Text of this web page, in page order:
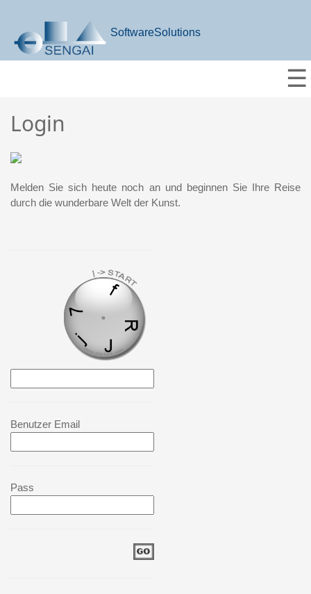
SoftwareSolutions
☰
Login
Melden Sie sich heute noch an und beginnen Sie Ihre Reise
durch die wunderbare Welt der Kunst.
Benutzer Email
Pass